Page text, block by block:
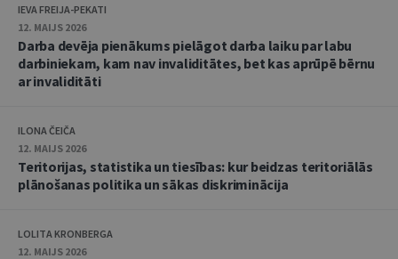
IEVA FREIJA-PEKATI
12. MAIJS 2026
Darba devēja pienākums pielāgot darba laiku par labu
darbiniekam, kam nav invaliditātes, bet kas aprūpē bērnu
ar invaliditāti
ILONA ČEIČA
12. MAIJS 2026
Teritorijas, statistika un tiesības: kur beidzas teritoriālās
plānošanas politika un sākas diskriminācija
LOLITA KRONBERGA
12. MAIJS 2026